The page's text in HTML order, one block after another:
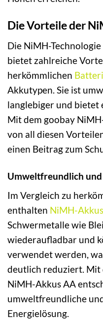
Die Vorteile der
Die NiMH-
bietet zahlreiche
herkömmlichen
Akkutypen. Sie ist
langlebiger und bietet
Mit dem goobay
von all diesen
einen Beitrag zum
Umweltfreundlich
Im Vergleich zu
enthalten NiMH-Akkus
Schwermetalle wie
wiederaufladbar und
verwendet werden,
deutlich reduziert. Mit
NiMH-Akkus AA
umweltfreundliche
Energielösung.